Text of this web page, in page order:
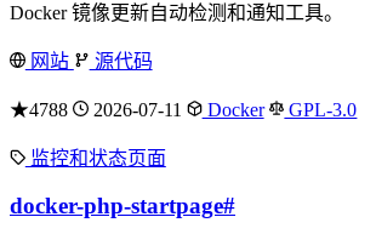
Docker 镜像更新自动检测和通知工具。
网站 源代码
★4788 2026-07-11 Docker GPL-3.0
监控和状态页面
docker-php-startpage#